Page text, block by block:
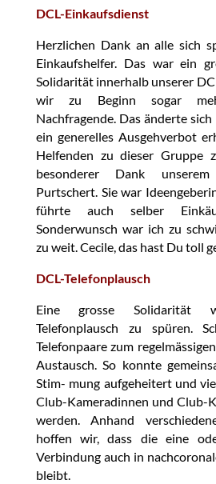
DCL-Einkaufsdienst
Herzlichen Dank an alle sich
Einkaufshelfer. Das war ein
Solidarität innerhalb unserer
wir zu Beginn sogar
Nachfragende. Das änderte
ein generelles Ausgehverbot
Helfenden zu dieser Gruppe
besonderer Dank
Purtschert. Sie war
führte auch selber
Sonderwunsch war ich zu
zu weit. Cecile, das hast Du toll
DCL-Telefonplausch
Eine grosse Solidarität
Telefonplausch zu spüren.
Telefonpaare zum
Austausch. So konnte
Stim- mung aufgeheitert und
Club-Kameradinnen und Club-
werden. Anhand
hoffen wir, dass die eine
Verbindung auch in
bleibt.